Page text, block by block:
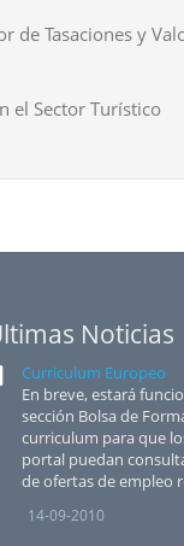
de Tasaciones y
el Sector Turístico
Noticias
Curriculum Europeo
En breve, estará
sección Bolsa de
curriculum para que
portal puedan
de ofertas de empleo
14-09-2010